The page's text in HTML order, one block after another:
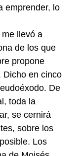
emprender, lo
llevó a
de los que
propone
Dicho en cinco
De
toda la
se cernirá
sobre los
Los